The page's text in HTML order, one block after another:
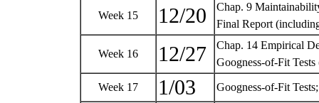
Week 15 12/20
Chap. 9
Final Report
Week 16 12/27
Chap. 14 Empirical
Googness-of-Fit
Week 17 1/03 Googness-of-Fit